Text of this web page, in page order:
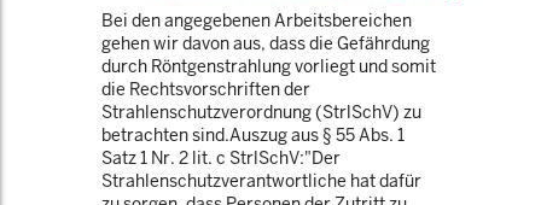
Bei den angegebenen Arbeitsbereichen
gehen wir davon aus, dass die Gefährdung
durch Röntgenstrahlung vorliegt und somit
die Rechtsvorschriften der
Strahlenschutzverordnung (StrlSchV) zu
betrachten sind.Auszug aus § 55 Abs. 1
Satz 1 Nr. 2 lit. c StrlSchV:"Der
Strahlenschutzverantwortliche hat dafür